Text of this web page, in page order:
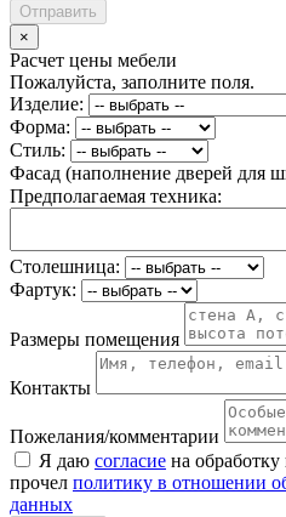
Отправить
×
Расчет цены мебели
Пожалуйста, заполните поля.
Изделие:
Форма:
Стиль:
Фасад (наполнение дверей для
Предполагаемая техника:
Столешница:
Фартук:
Размеры помещения
Контакты
Пожелания/комментарии
Я даю согласие на
прочел политику в отношении
данных